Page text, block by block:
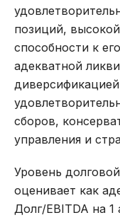
позиций,
способности к
адекватной
сборов,
управления и
Уровень
оценивает как
Долг/EBITDA на 1